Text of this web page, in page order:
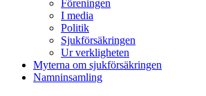
Föreningen
I media
Politik
Sjukförsäkringen
Ur verkligheten
Myterna om sjukförsäkringen
Namninsamling